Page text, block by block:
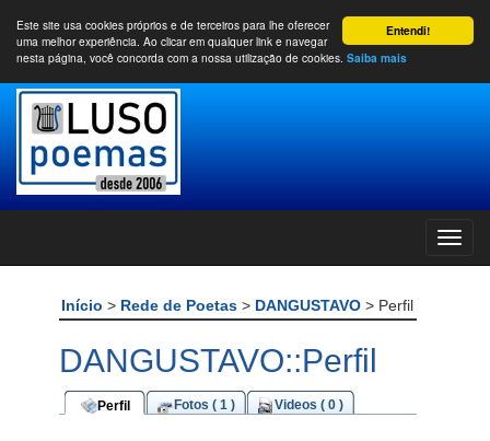
Entendi!
Este site usa cookies próprios e de terceiros para lhe oferecer
uma melhor experiência. Ao clicar em qualquer link e navegar
nesta página, você concorda com a nossa utilização de cookies. Saiba mais
Início > Rede de Poetas > DANGUSTAVO > Perfil
DANGUSTAVO::Perfil
Perfil Fotos ( 1 ) Videos ( 0 )